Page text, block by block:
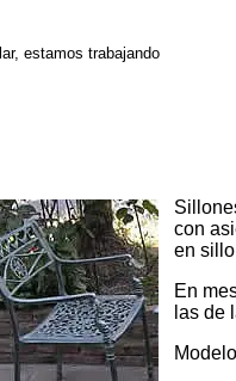
estamos trabajando
con
en
En
las de